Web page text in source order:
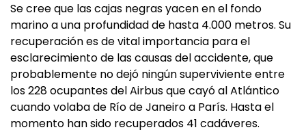
Se cree que las cajas negras yacen en el fondo
marino a una profundidad de hasta 4.000 metros. Su
recuperación es de vital importancia para el
esclarecimiento de las causas del accidente, que
probablemente no dejó ningún superviviente entre
los 228 ocupantes del Airbus que cayó al Atlántico
cuando volaba de Río de Janeiro a París. Hasta el
momento han sido recuperados 41 cadáveres.